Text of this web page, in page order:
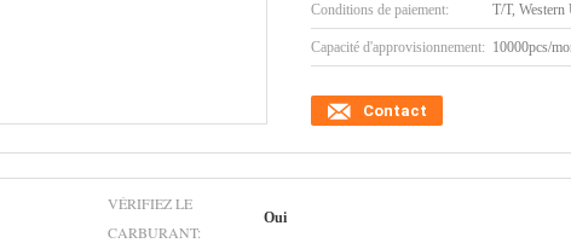
Conditions de paiement: T/T, Western
Capacité d'approvisionnement: 10000pcs/
Contact
VÉRIFIEZ LE
CARBURANT:
Oui